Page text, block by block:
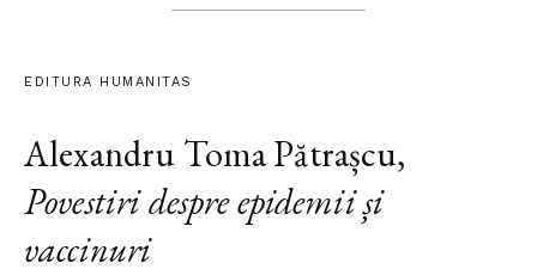
EDITURA HUMANITAS
Alexandru Toma Pătrașcu,
Povestiri despre epidemii și
vaccinuri